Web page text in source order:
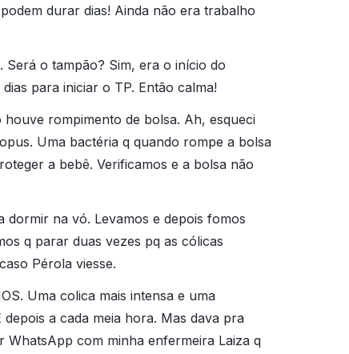
durar dias! Ainda não era trabalho
Será o tampão? Sim, era o início do
para iniciar o TP. Então calma!
rompimento de bolsa. Ah, esqueci
Uma bactéria q quando rompe a bolsa
a bebê. Verificamos e a bolsa não
na vó. Levamos e depois fomos
q parar duas vezes pq as cólicas
Pérola viesse.
Uma colica mais intensa e uma
a cada meia hora. Mas dava pra
WhatsApp com minha enfermeira Laiza q